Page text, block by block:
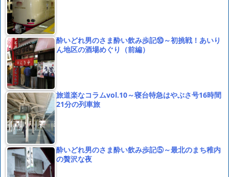
酔いどれ男のさま酔い飲み歩記⑩～初挑戦！あいり
ん地区の酒場めぐり（前編）
旅道楽なコラムvol.10～寝台特急はやぶさ号16時間
21分の列車旅
酔いどれ男のさま酔い飲み歩記⑤～最北のまち稚内
の贅沢な夜